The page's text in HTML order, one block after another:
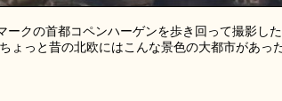
ークの首都コペンハーゲンを歩き回って撮影し
ょっと昔の北欧にはこんな景色の大都市があっ